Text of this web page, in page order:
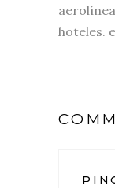
hoteles.